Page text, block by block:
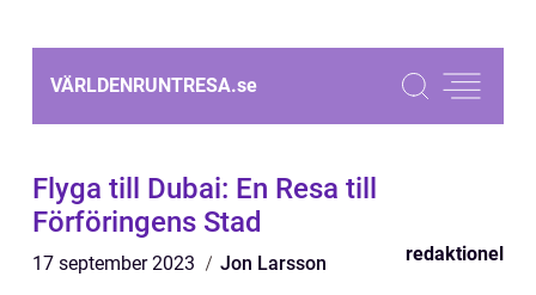
VÄRLDENRUNTRESA.se
Flyga till Dubai: En Resa till
Förföringens Stad
17 september 2023 Jon Larsson redaktionel